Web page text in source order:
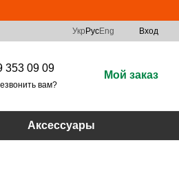
Укр РусEng Вход
353 09 09
вам?
Мой заказ
Аксессуары